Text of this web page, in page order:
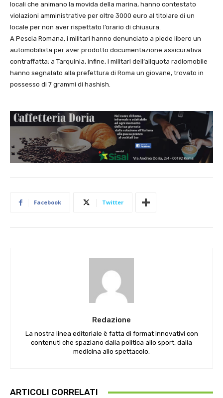
locali che animano la movida della marina, hanno contestato
violazioni amministrative per oltre 3000 euro al titolare di un
locale per non aver rispettato l’orario di chiusura.
A Pescia Romana, i militari hanno denunciato a piede libero un
automobilista per aver prodotto documentazione assicurativa
contraffatta; a Tarquinia, infine, i militari dell’aliquota radiomobile
hanno segnalato alla prefettura di Roma un giovane, trovato in
possesso di 7 grammi di hashish.
Facebook Twitter
Redazione
La nostra linea editoriale è fatta di format innovativi con
contenuti che spaziano dalla politica allo sport, dalla
medicina allo spettacolo.
ARTICOLI CORRELATI